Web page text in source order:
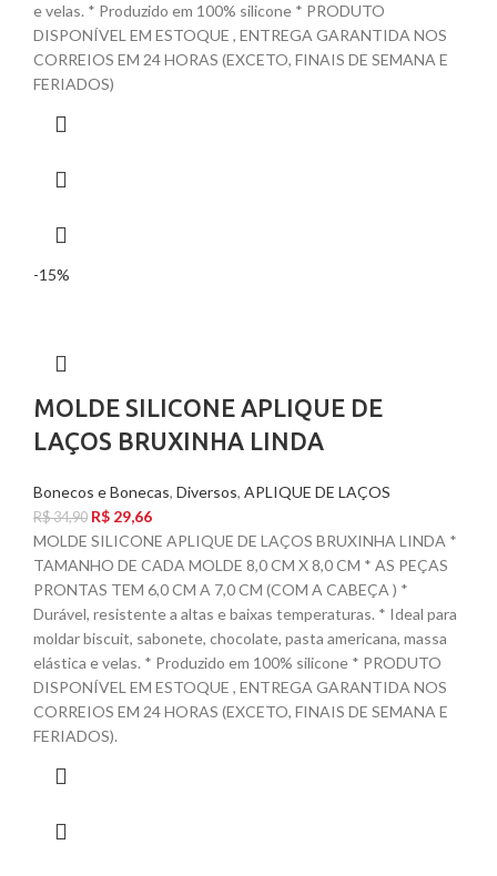
e velas. * Produzido em 100% silicone * PRODUTO
DISPONÍVEL EM ESTOQUE , ENTREGA GARANTIDA NOS
CORREIOS EM 24 HORAS (EXCETO, FINAIS DE SEMANA E
FERIADOS)
-15%
MOLDE SILICONE APLIQUE DE
LAÇOS BRUXINHA LINDA
Bonecos e Bonecas, Diversos, APLIQUE DE LAÇOS
R$34,90 R$ 29,66
MOLDE SILICONE APLIQUE DE LAÇOS BRUXINHA LINDA *
TAMANHO DE CADA MOLDE 8,0 CM X 8,0 CM * AS PEÇAS
PRONTAS TEM 6,0 CM A 7,0 CM (COM A CABEÇA ) *
Durável, resistente a altas e baixas temperaturas. * Ideal para
moldar biscuit, sabonete, chocolate, pasta americana, massa
elástica e velas. * Produzido em 100% silicone * PRODUTO
DISPONÍVEL EM ESTOQUE , ENTREGA GARANTIDA NOS
CORREIOS EM 24 HORAS (EXCETO, FINAIS DE SEMANA E
FERIADOS).